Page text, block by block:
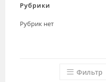
Рубрики
Рубрик нет
Фильтр